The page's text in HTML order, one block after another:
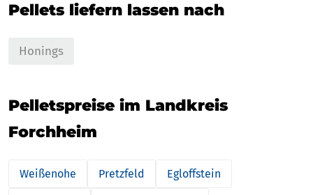
Pellets liefern lassen nach
Honings
Pelletspreise im Landkreis
Forchheim
Weißenohe Pretzfeld Egloffstein